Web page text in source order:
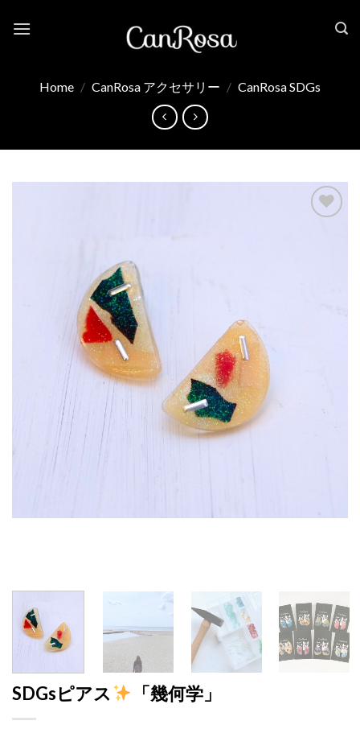
Home / CanRosa アクセサリー / CanRosa SDGs
SDGsピアス 「幾何学」